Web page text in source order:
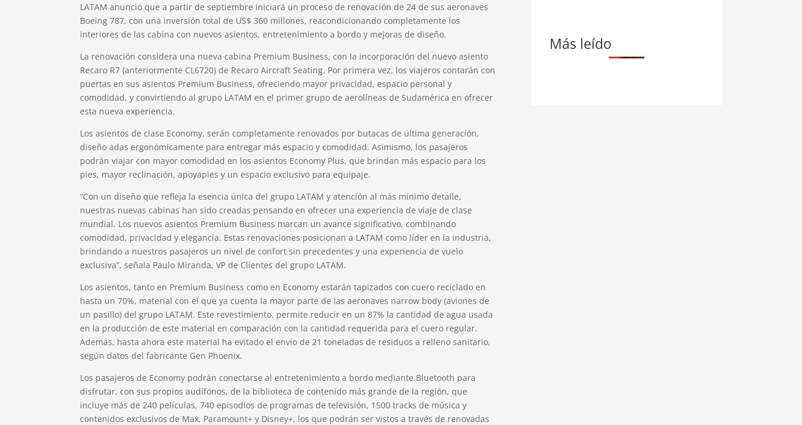
LATAM anunció que a partir de septiembre iniciará un proceso de renovación de 24 de sus aeronaves
Boeing 787, con una inversión total de US$ 360 millones, reacondicionando completamente los
interiores de las cabina con nuevos asientos, entretenimiento a bordo y mejoras de diseño.
La renovación considera una nueva cabina Premium Business, con la incorporación del nuevo asiento
Recaro R7 (anteriormente CL6720) de Recaro Aircraft Seating. Por primera vez, los viajeros contarán con
puertas en sus asientos Premium Business, ofreciendo mayor privacidad, espacio personal y
comodidad, y convirtiendo al grupo LATAM en el primer grupo de aerolíneas de Sudamérica en ofrecer
esta nueva experiencia.
Los asientos de clase Economy, serán completamente renovados por butacas de última generación,
diseño adas ergonómicamente para entregar más espacio y comodidad. Asimismo, los pasajeros
podrán viajar con mayor comodidad en los asientos Economy Plus, que brindan más espacio para los
pies, mayor reclinación, apoyapies y un espacio exclusivo para equipaje.
“Con un diseño que refleja la esencia única del grupo LATAM y atención al más mínimo detalle,
nuestras nuevas cabinas han sido creadas pensando en ofrecer una experiencia de viaje de clase
mundial. Los nuevos asientos Premium Business marcan un avance significativo, combinando
comodidad, privacidad y elegancia. Estas renovaciones posicionan a LATAM como líder en la industria,
brindando a nuestros pasajeros un nivel de confort sin precedentes y una experiencia de vuelo
exclusiva”, señala Paulo Miranda, VP de Clientes del grupo LATAM.
Los asientos, tanto en Premium Business como en Economy estarán tapizados con cuero reciclado en
hasta un 70%, material con el que ya cuenta la mayor parte de las aeronaves narrow body (aviones de
un pasillo) del grupo LATAM. Este revestimiento, permite reducir en un 87% la cantidad de agua usada
en la producción de este material en comparación con la cantidad requerida para el cuero regular.
Además, hasta ahora este material ha evitado el envío de 21 toneladas de residuos a relleno sanitario,
según datos del fabricante Gen Phoenix.
Los pasajeros de Economy podrán conectarse al entretenimiento a bordo mediante Bluetooth para
disfrutar, con sus propios audífonos, de la biblioteca de contenido más grande de la región, que
incluye más de 240 películas, 740 episodios de programas de televisión, 1500 tracks de música y
contenidos exclusivos de Max, Paramount+ y Disney+, los que podrán ser vistos a través de renovadas
Más leído